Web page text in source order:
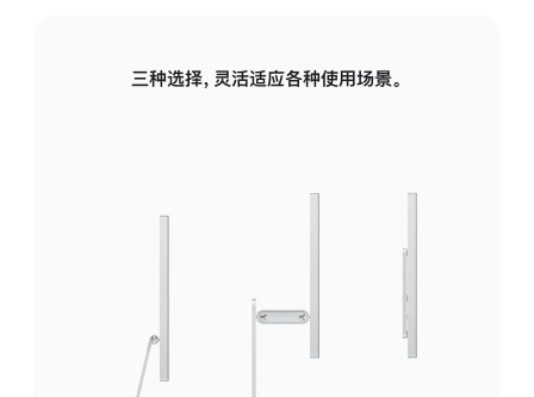
三种选择，灵活适应各种使用场景。